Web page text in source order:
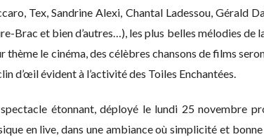
Tex, Sandrine Alexi, Chantal Ladessou,
Brac et bien d’autres…), les plus belles mélodies
thème le cinéma, des célèbres chansons de films
d’œil évident à l’activité des Toiles Enchantées.
étonnant, déployé le lundi 25 novembre
en live, dans une ambiance où simplicité et